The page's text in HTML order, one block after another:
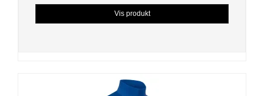
Vis produkt